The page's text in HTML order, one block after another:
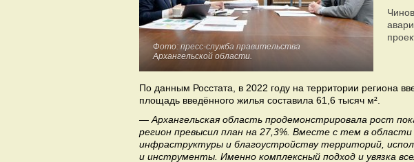
Фото: пресс-служба правительства
Архангельской области.
По данным Росстата, в 2022 году на территории региона
площадь введённого жилья составила 61,6 тысяч м².
— Архангельская область продемонстрировала рост
регион превысил план на 27,3%. Вместе с тем в
инфраструктуры и благоустройству территорий,
и инструменты. Именно комплексный подход и увязка